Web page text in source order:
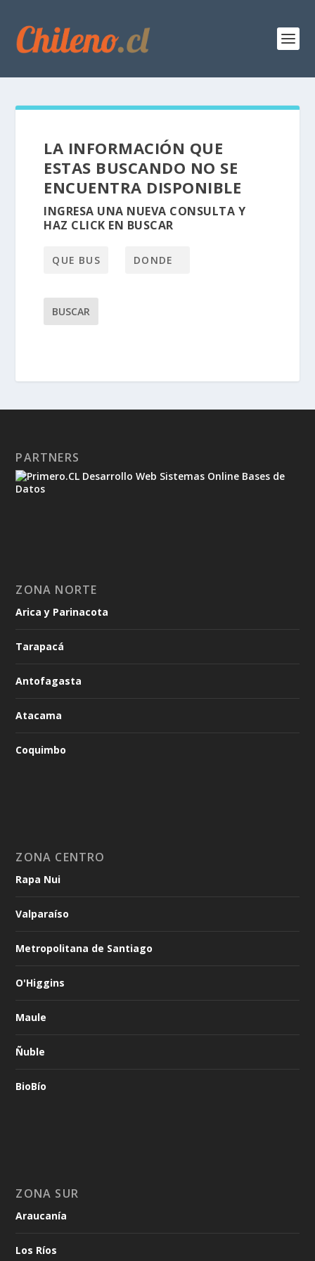
LA INFORMACIÓN QUE
ESTAS BUSCANDO NO SE
ENCUENTRA DISPONIBLE
INGRESA UNA NUEVA CONSULTA Y
HAZ CLICK EN BUSCAR
PARTNERS
ZONA NORTE
Arica y Parinacota
Tarapacá
Antofagasta
Atacama
Coquimbo
ZONA CENTRO
Rapa Nui
Valparaíso
Metropolitana de Santiago
O'Higgins
Maule
Ñuble
BioBío
ZONA SUR
Araucanía
Los Ríos